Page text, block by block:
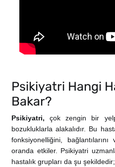
Psikiyatri Hangi
Bakar?
Psikiyatri, çok zengin bir
bozukluklarla alakalıdır. Bu
fonksiyonelliğini,
oranda etkiler. Psikiyatri
hastalık grupları da şu şekildedir;